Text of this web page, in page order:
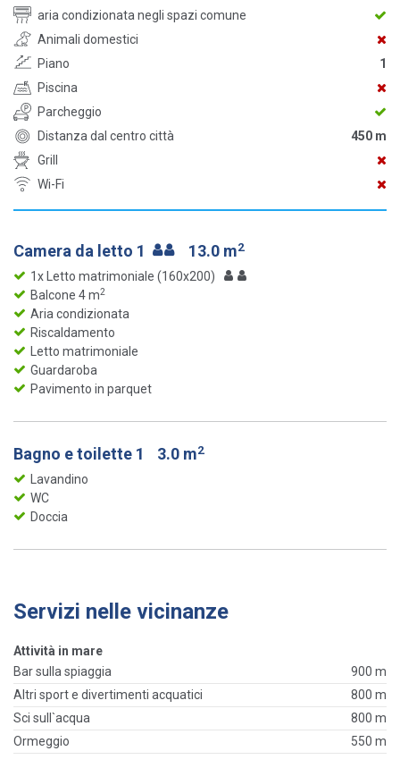
aria condizionata negli spazi comune
Animali domestici
Piano
1
Piscina
Parcheggio
Distanza dal centro città
450 m
Grill
Wi-Fi
Camera da letto 1 13.0 m2
1x Letto matrimoniale (160x200)
Balcone 4 m2
Aria condizionata
Riscaldamento
Letto matrimoniale
Guardaroba
Pavimento in parquet
Bagno e toilette 1 3.0 m2
Lavandino
WC
Doccia
Servizi nelle vicinanze
Attività in mare
Bar sulla spiaggia
900 m
Altri sport e divertimenti acquatici
800 m
Sci sull`acqua
800 m
Ormeggio
550 m